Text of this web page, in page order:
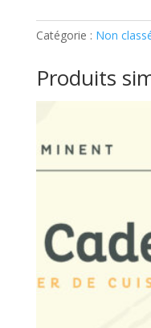
PÂTISSERIE:
Catégorie : Non
Produits